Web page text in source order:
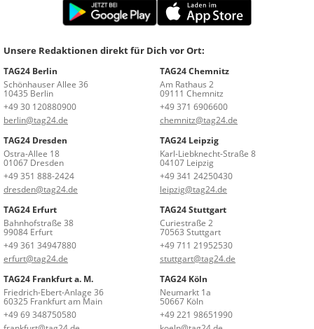
Unsere Redaktionen direkt für Dich vor Ort:
TAG24 Berlin
Schönhauser Allee 36
10435 Berlin
+49 30 120880900
berlin@tag24.de
TAG24 Chemnitz
Am Rathaus 2
09111 Chemnitz
+49 371 6906600
chemnitz@tag24.de
TAG24 Dresden
Ostra-Allee 18
01067 Dresden
+49 351 888-2424
dresden@tag24.de
TAG24 Leipzig
Karl-Liebknecht-Straße 8
04107 Leipzig
+49 341 24250430
leipzig@tag24.de
TAG24 Erfurt
Bahnhofstraße 38
99084 Erfurt
+49 361 34947880
erfurt@tag24.de
TAG24 Stuttgart
Curiestraße 2
70563 Stuttgart
+49 711 21952530
stuttgart@tag24.de
TAG24 Frankfurt a. M.
Friedrich-Ebert-Anlage 36
60325 Frankfurt am Main
+49 69 348750580
TAG24 Köln
Neumarkt 1a
50667 Köln
+49 221 98651990